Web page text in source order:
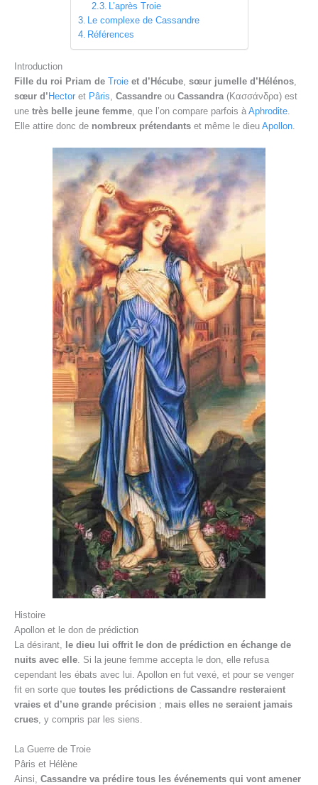
L’après Troie
Le complexe de Cassandre
Références
Introduction
Fille du roi Priam de Troie et d’Hécube sœur jumelle d’Hélénos
sœur d’ Hector et Pâris Cassandre ou Cassandra (Κασσάνδρα) est
une très belle jeune femme , que l’on compare parfois à Aphrodite
Elle attire donc de nombreux prétendants et même le dieu Apollon
Histoire
Apollon et le don de prédiction
La désirant, le dieu lui offrit le don de prédiction en échange de
nuits avec elle. Si la jeune femme accepta le don, elle refusa
cependant les ébats avec lui. Apollon en fut vexé, et pour se venger
fit en sorte que toutes les prédictions de Cassandre resteraient
vraies et d’une grande précision ; mais elles ne seraient jamais
crues, y compris par les siens.
La Guerre de Troie
Pâris et Hélène
Ainsi, Cassandre va prédire tous les événements qui vont amener